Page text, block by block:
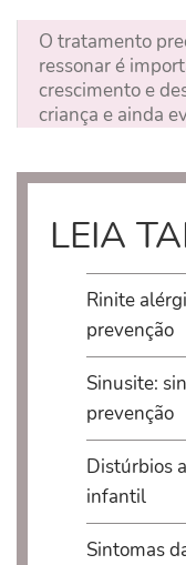
O tratamento
ressonar é
crescimento e
criança e ainda
LEIA
Rinite
prevenção
Sinusite:
prevenção
Distúrbios
infantil
Sintomas